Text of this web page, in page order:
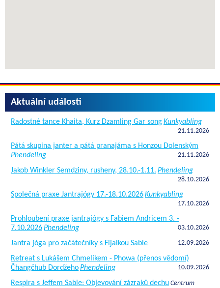
Aktuální události
Radostné tance Khaita, Kurz Dzamling Gar songKunkyabling
21.11.2026
Pátá skupina janter a pátá pranajáma s Honzou Dolenským
Phendeling
21.11.2026
Jakob Winkler Semdziny, rusheny, 28.10.-1.11. Phendeling
28.10.2026
Společná praxe Jantrajógy 17.-18.10.2026Kunkyabling
17.10.2026
Prohloubení praxe jantrajógy s Fabiem Andricem 3. -
7.10.2026Phendeling 03.10.2026
Jantra jóga pro začátečníky s Fijalkou Sable 12.09.2026
Retreat s Lukášem Chmelíkem - Phowa (přenos vědomí)
Čhangčhub DordžehoPhendeling 10.09.2026
Respira s Jeffem Sable: Objevování zázraků dechu Centrum